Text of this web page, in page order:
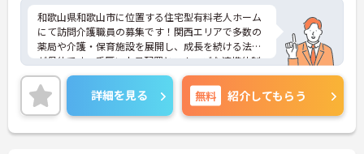
・夜勤明けの翌日は原則としてお休みとなるシフト
編成が組まれており、しっかりと休息を取りながら
長期的な就業が可能です
＜評価制度でキャリアアップ＞
・介護福祉士や初任者研修などの資格や実務経験、
夜勤回数がしっかりと給与に反映されるためモチベ
ーションを維持できます
・年次を問わずリーダーや主任などのマネジメント
キャリア形成が可能です
和歌山県和歌山市に位置する住宅型有料老人ホーム
にて訪問介護職員の募集です！関西エリアで多数の
薬局や介護・保育施設を展開し、成長を続ける法人
が母体です。手厚い人員配置とスムーズな連携体制
を整えています。最新設備を完備し、体力的な負担
を軽減する工夫が随所に施されています。月3日の希
望休や夜勤回数の相談が可能なシフト体制に加え、
残業なしでも年収400万円以上が可能という高い待
遇も魅力です。資格取得支援や外部研修などの教育
詳細を見る 無料 紹介してもらう